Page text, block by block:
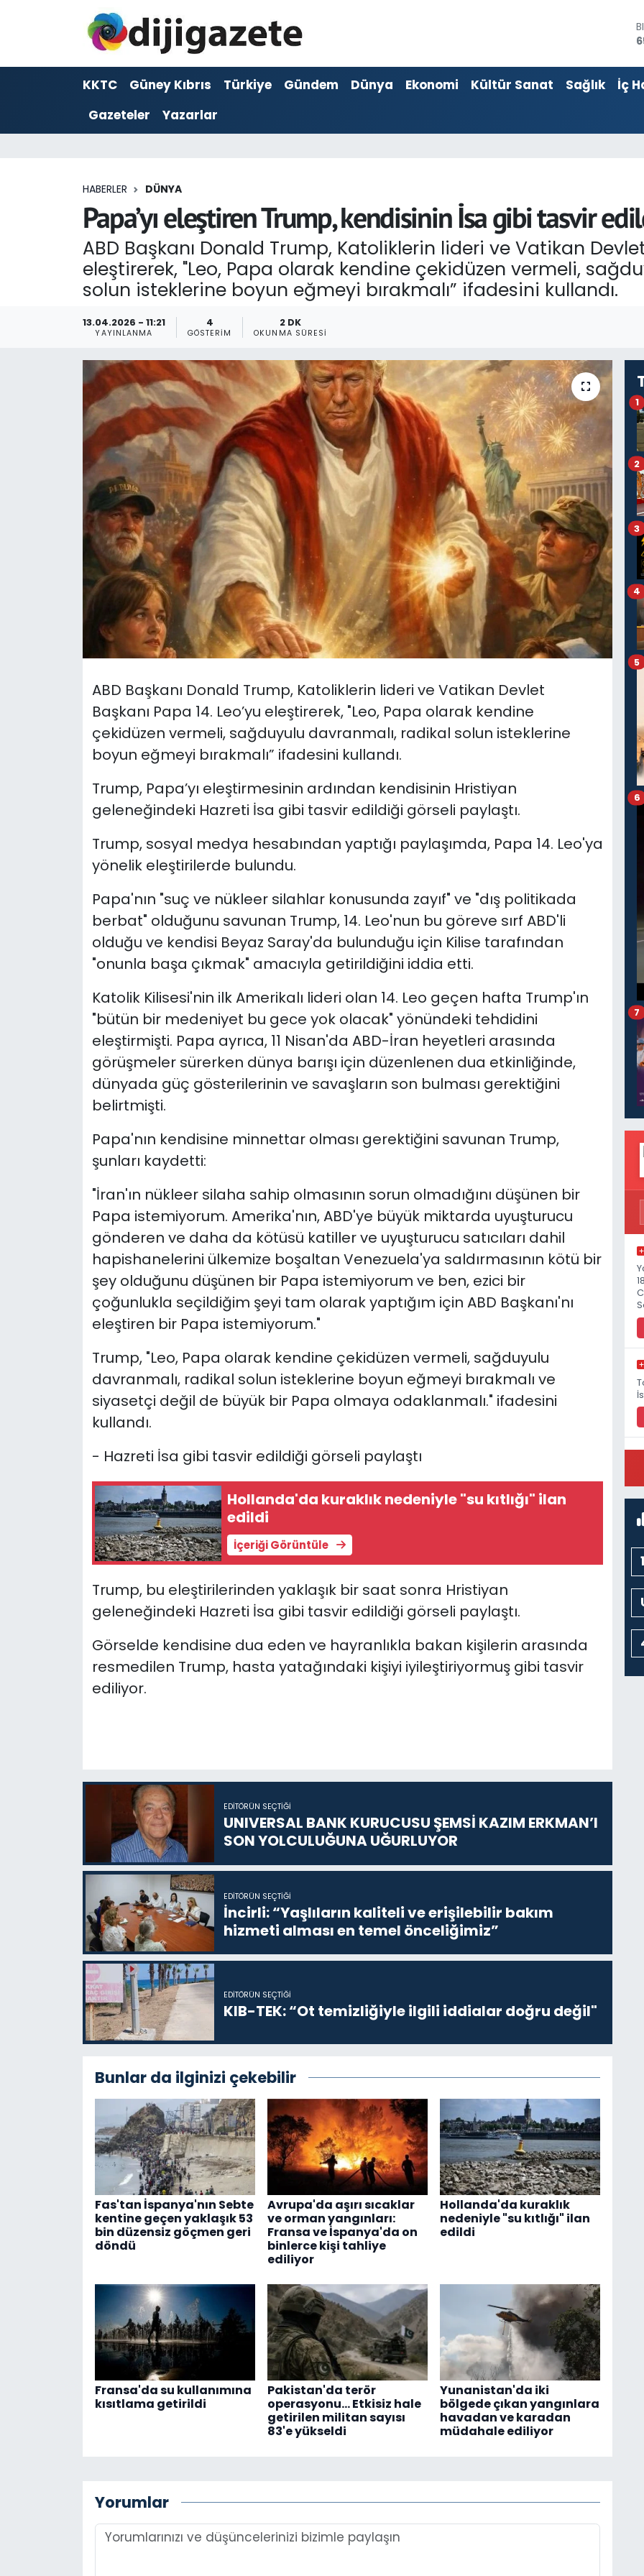
KKTC Güney Kıbrıs Türkiye Gündem Dünya Ekonomi Kültür Sanat Sağlık
İç
Gazeteler
Yazarlar
HABERLER DÜNYA
Papa’yı eleştiren Trump, kendisinin İsa gibi tasvir
ABD Başkanı Donald Trump, Katoliklerin lideri ve Vatikan Devlet
eleştirerek, "Leo, Papa olarak kendine çekidüzen vermeli,
solun isteklerine boyun eğmeyi bırakmalı” ifadesini kullandı.
13.04.2026 - 11:21
YAYINLANMA
4
GÖSTERIM
2 DK
OKUNMA SÜRESI
ABD Başkanı Donald Trump, Katoliklerin lideri ve Vatikan Devlet
Başkanı Papa 14. Leo’yu eleştirerek, "Leo, Papa olarak kendine
çekidüzen vermeli, sağduyulu davranmalı, radikal solun isteklerine
boyun eğmeyi bırakmalı” ifadesini kullandı.
Trump, Papa’yı eleştirmesinin ardından kendisinin Hristiyan
geleneğindeki Hazreti İsa gibi tasvir edildiği görseli paylaştı.
Trump, sosyal medya hesabından yaptığı paylaşımda, Papa 14. Leo'ya
yönelik eleştirilerde bulundu.
Papa'nın "suç ve nükleer silahlar konusunda zayıf" ve "dış politikada
berbat" olduğunu savunan Trump, 14. Leo'nun bu göreve sırf ABD'li
olduğu ve kendisi Beyaz Saray'da bulunduğu için Kilise tarafından
"onunla başa çıkmak" amacıyla getirildiğini iddia etti.
Katolik Kilisesi'nin ilk Amerikalı lideri olan 14. Leo geçen hafta Trump'ın
"bütün bir medeniyet bu gece yok olacak" yönündeki tehdidini
eleştirmişti. Papa ayrıca, 11 Nisan'da ABD-İran heyetleri arasında
görüşmeler sürerken dünya barışı için düzenlenen dua etkinliğinde,
dünyada güç gösterilerinin ve savaşların son bulması gerektiğini
belirtmişti.
Papa'nın kendisine minnettar olması gerektiğini savunan Trump,
şunları kaydetti:
"İran'ın nükleer silaha sahip olmasının sorun olmadığını düşünen bir
Papa istemiyorum. Amerika'nın, ABD'ye büyük miktarda uyuşturucu
gönderen ve daha da kötüsü katiller ve uyuşturucu satıcıları dahil
hapishanelerini ülkemize boşaltan Venezuela'ya saldırmasının kötü bir
şey olduğunu düşünen bir Papa istemiyorum ve ben, ezici bir
çoğunlukla seçildiğim şeyi tam olarak yaptığım için ABD Başkanı'nı
eleştiren bir Papa istemiyorum."
Trump, "Leo, Papa olarak kendine çekidüzen vermeli, sağduyulu
davranmalı, radikal solun isteklerine boyun eğmeyi bırakmalı ve
siyasetçi değil de büyük bir Papa olmaya odaklanmalı." ifadesini
kullandı.
- Hazreti İsa gibi tasvir edildiği görseli paylaştı
Hollanda'da kuraklık nedeniyle "su kıtlığı" ilan
edildi
İçeriği Görüntüle
Trump, bu eleştirilerinden yaklaşık bir saat sonra Hristiyan
geleneğindeki Hazreti İsa gibi tasvir edildiği görseli paylaştı.
Görselde kendisine dua eden ve hayranlıkla bakan kişilerin arasında
resmedilen Trump, hasta yatağındaki kişiyi iyileştiriyormuş gibi tasvir
ediliyor.
EDITÖRÜN SEÇTIĞI
UNIVERSAL BANK KURUCUSU ŞEMSİ KAZIM ERKMAN’I
SON YOLCULUĞUNA UĞURLUYOR
EDITÖRÜN SEÇTIĞI
İncirli: “Yaşlıların kaliteli ve erişilebilir bakım
hizmeti alması en temel önceliğimiz”
EDITÖRÜN SEÇTIĞI
KIB-TEK: “Ot temizliğiyle ilgili iddialar doğru değil"
Bunlar da ilginizi çekebilir
Fas'tan İspanya'nın Sebte
kentine geçen yaklaşık 53
bin düzensiz göçmen geri
döndü
Avrupa'da aşırı sıcaklar
ve orman yangınları:
Fransa ve İspanya'da on
binlerce kişi tahliye
ediliyor
Hollanda'da kuraklık
nedeniyle "su kıtlığı" ilan
edildi
Fransa'da su kullanımına
kısıtlama getirildi
Pakistan'da terör
operasyonu... Etkisiz hale
getirilen militan sayısı
83'e yükseldi
Yunanistan'da iki
bölgede çıkan yangınlara
havadan ve karadan
müdahale ediliyor
Yorumlar
1
2
3
4
5
6
7
ADVERTORIAL
Dijigazete
Foto Galeri
KKTC YEREL SEÇİM 2018
Kültür Sanat
Magazin
Nöbetçi Eczaneler
Otomobil Dünyası
Teknoloji
Video Galeri
Yazarlar
Hava Durumu
Trafik Durumu
Haber Arşivi